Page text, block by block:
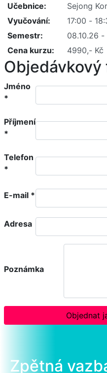
Učebnice
Vyučování
Semestr
Cena kurzu
Jméno
*
Příjmení
*
Telefon
*
E-mail *
Adresa
Poznámka
Objednat
Zpětná